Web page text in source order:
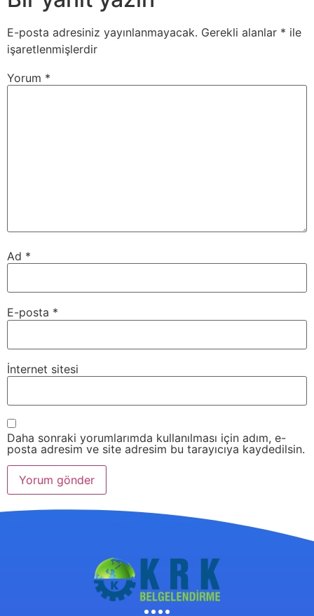
E-posta adresiniz yayınlanmayacak. Gerekli alanlar * ile
işaretlenmişlerdir
Yorum *
Ad *
E-posta *
İnternet sitesi
Daha sonraki yorumlarımda kullanılması için adım, e-
posta adresim ve site adresim bu tarayıcıya kaydedilsin.